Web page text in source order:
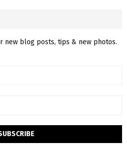
new blog posts, tips & new photos.